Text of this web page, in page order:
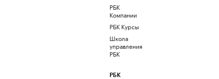
РБК
Компании
РБК Курсы
Школа
управления
РБК
РБК